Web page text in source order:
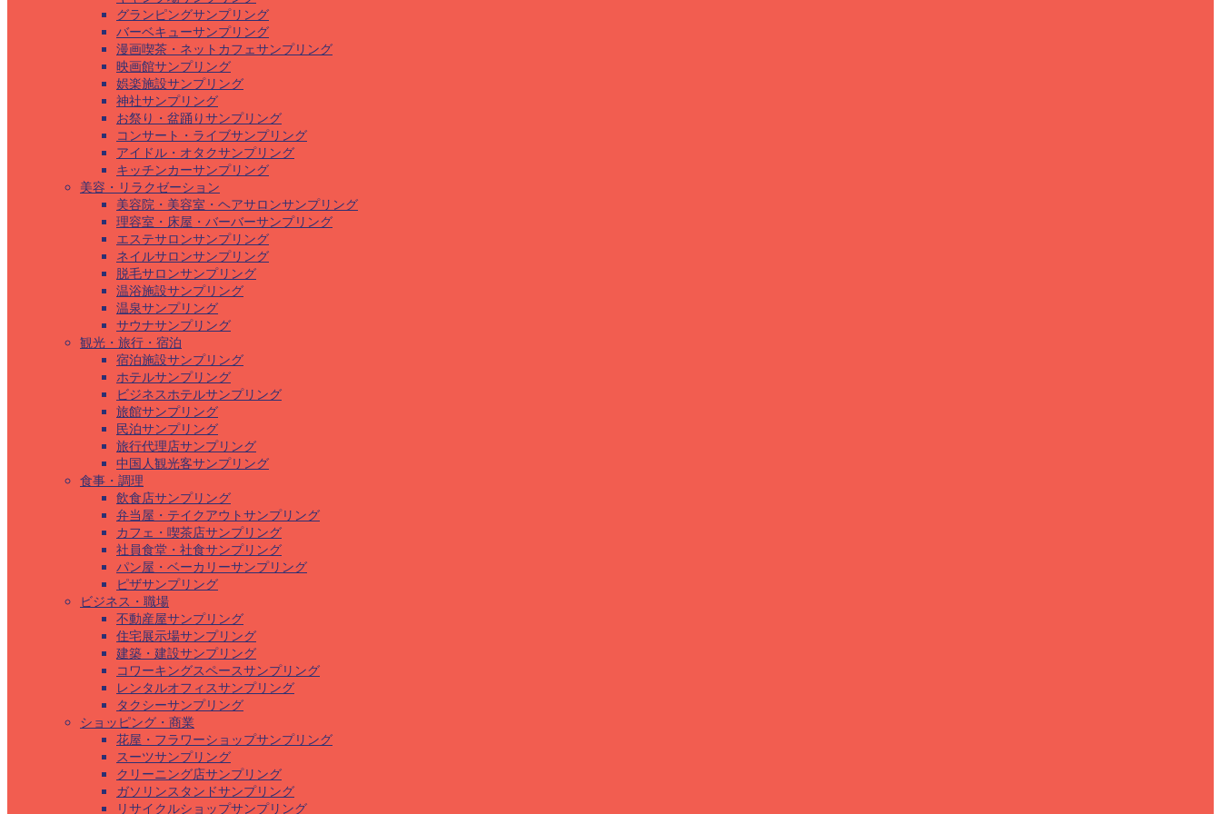
グランピングサンプリング
バーベキューサンプリング
漫画喫茶・ネットカフェサンプリング
映画館サンプリング
娯楽施設サンプリング
神社サンプリング
お祭り・盆踊りサンプリング
コンサート・ライブサンプリング
アイドル・オタクサンプリング
キッチンカーサンプリング
美容・リラクゼーション
美容院・美容室・ヘアサロンサンプリング
理容室・床屋・バーバーサンプリング
エステサロンサンプリング
ネイルサロンサンプリング
脱毛サロンサンプリング
温浴施設サンプリング
温泉サンプリング
サウナサンプリング
観光・旅行・宿泊
宿泊施設サンプリング
ホテルサンプリング
ビジネスホテルサンプリング
旅館サンプリング
民泊サンプリング
旅行代理店サンプリング
中国人観光客サンプリング
食事・調理
飲食店サンプリング
弁当屋・テイクアウトサンプリング
カフェ・喫茶店サンプリング
社員食堂・社食サンプリング
パン屋・ベーカリーサンプリング
ピザサンプリング
ビジネス・職場
不動産屋サンプリング
住宅展示場サンプリング
建築・建設サンプリング
コワーキングスペースサンプリング
レンタルオフィスサンプリング
タクシーサンプリング
ショッピング・商業
花屋・フラワーショップサンプリング
スーツサンプリング
クリーニング店サンプリング
ガソリンスタンドサンプリング
リサイクルショップサンプリング